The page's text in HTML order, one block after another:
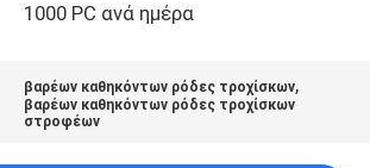
1000 PC ανά ημέρα
βαρέων καθηκόντων ρόδες τροχίσκων,
βαρέων καθηκόντων ρόδες τροχίσκων
στροφέων